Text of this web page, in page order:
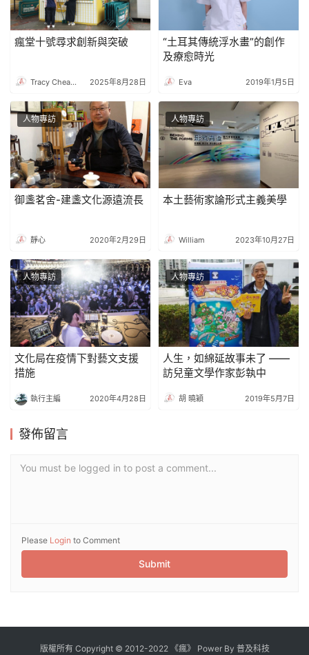
瘋堂十號尋求創新與突破
Tracy Cheang 2025年8月28日
“土耳其傳統浮水畫”的創作
及療愈時光
Eva 2019年1月5日
人物專訪
御盞茗舍-建盞文化源遠流長
靜心 2020年2月29日
人物專訪
本土藝術家論形式主義美學
William 2023年10月27日
人物專訪
文化局在疫情下對藝文支援
措施
執行主編 2020年4月28日
人物專訪
人生，如綿延故事未了 ——
訪兒童文學作家彭執中
胡 曉穎 2019年5月7日
發佈留言
You must be logged in to post a comment...
Please Login to Comment
Submit
版權所有 Copyright © 2012-2022《瘋》 Power By 普及科技